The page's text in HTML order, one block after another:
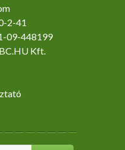
2-41
09-448199
Kft.